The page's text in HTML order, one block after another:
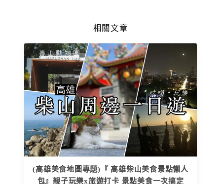
相關文章
(高雄美食地圖專題)『 高雄柴山美食景點懶人
包』親子玩樂x旅遊打卡 景點美食一次搞定